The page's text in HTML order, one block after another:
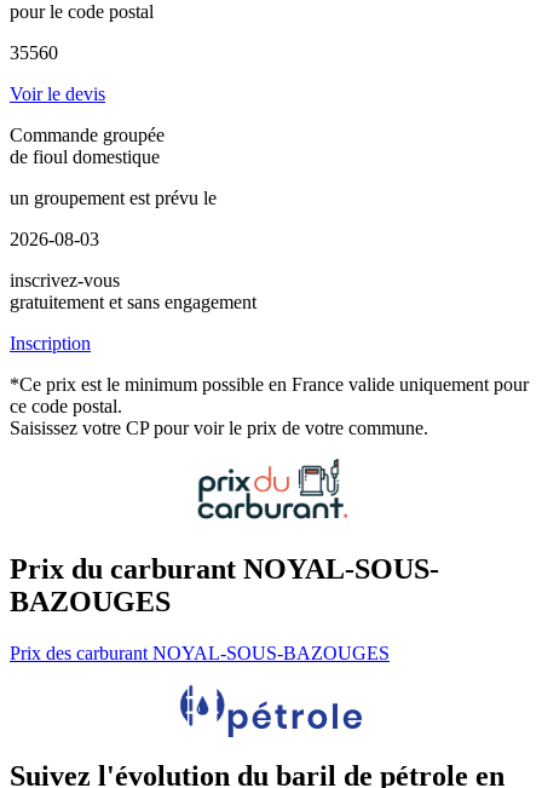
pour le code postal
35560
Voir le devis
Commande groupée
de fioul domestique
un groupement est prévu le
2026-08-03
inscrivez-vous
gratuitement et sans engagement
Inscription
*Ce prix est le minimum possible en France valide uniquement pour
ce code postal.
Saisissez votre CP pour voir le prix de votre commune.
Prix du carburant NOYAL-SOUS-
BAZOUGES
Prix des carburant NOYAL-SOUS-BAZOUGES
Suivez l'évolution du baril de pétrole en